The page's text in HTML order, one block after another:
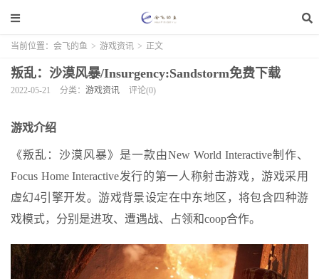
当前位置： 会飞的鱼 > 游戏资讯 > 正文
叛乱：沙漠风暴/Insurgency:Sandstorm免费下载
2022-05-21 分类： 游戏资讯 评论(0)
游戏介绍
《叛乱：沙漠风暴》是一款由New World Interactive制作、
Focus Home Interactive发行的第一人称射击游戏，游戏采用
虚幻4引擎开发。游戏背景设定在中东地区，将包含四种游
戏模式，分别是进攻、遭遇战、占领和coop合作。